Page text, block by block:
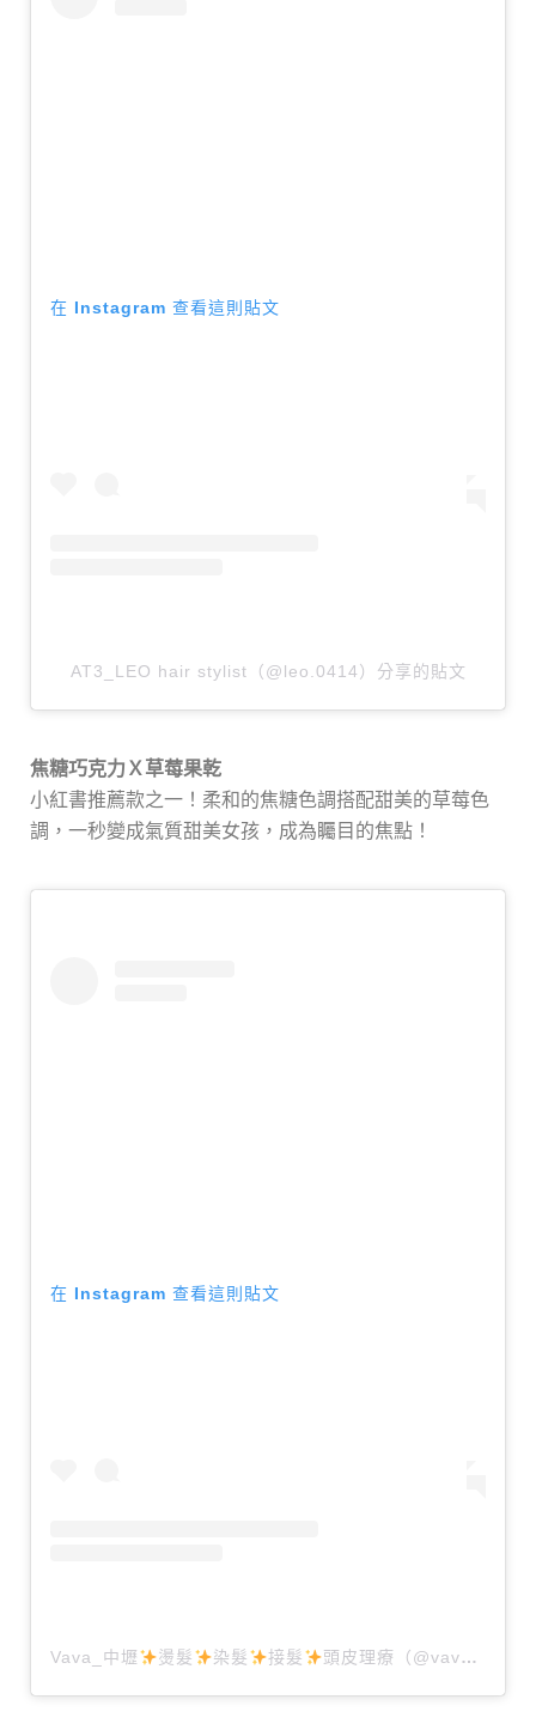
在 Instagram 查看這則貼文
AT3_LEO hair stylist（@leo.0414）分享的貼文
焦糖巧克力Ｘ草莓果乾
小紅書推薦款之一！柔和的焦糖色調搭配甜美的草莓色
調，一秒變成氣質甜美女孩，成為矚目的焦點！
在 Instagram 查看這則貼文
Vava_中壢 燙髮 染髮 接髮 頭皮理療（@vava_0401.1210._）分享的貼文